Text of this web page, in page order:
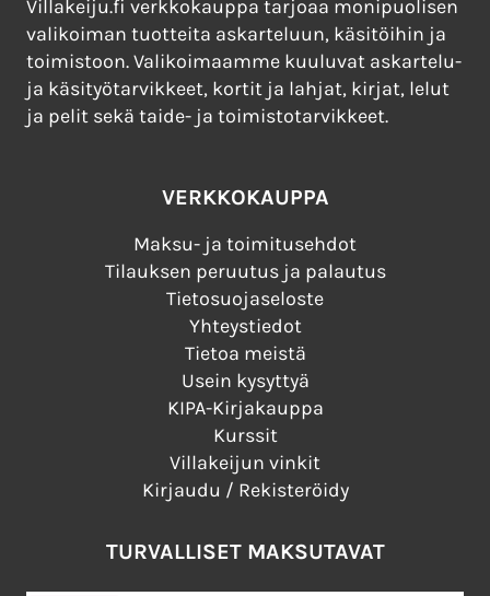
Villakeiju.fi verkkokauppa tarjoaa monipuolisen
valikoiman tuotteita askarteluun, käsitöihin ja
toimistoon. Valikoimaamme kuuluvat askartelu-
ja käsityötarvikkeet, kortit ja lahjat, kirjat, lelut
ja pelit sekä taide- ja toimistotarvikkeet.
VERKKOKAUPPA
Maksu- ja toimitusehdot
Tilauksen peruutus ja palautus
Tietosuojaseloste
Yhteystiedot
Tietoa meistä
Usein kysyttyä
KIPA-Kirjakauppa
Kurssit
Villakeijun vinkit
Kirjaudu / Rekisteröidy
TURVALLISET MAKSUTAVAT